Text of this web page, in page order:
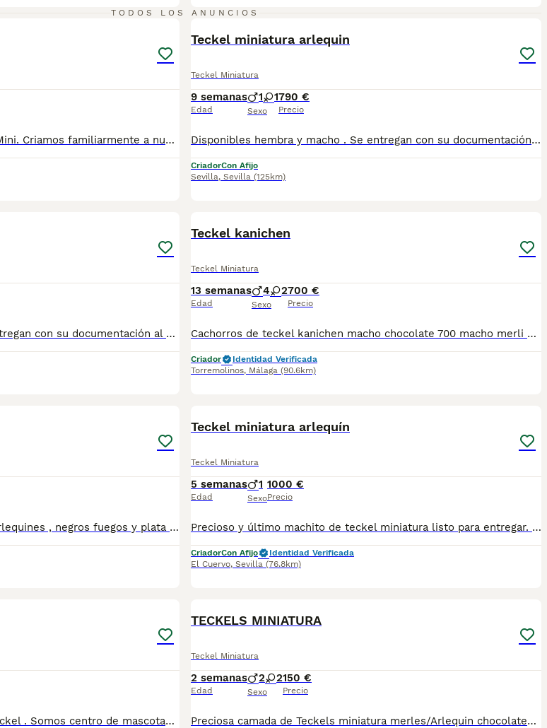
TODOS LOS ANUNCIOS
Preciosos cachorritos de Teckel Mini. Criamos familiarmente a nuestros cachorritos. Los entregamos con Revisión Veterinaria, Factura de compra, garantía vírica, formulario de reconocimiento de raza pura, junto con su cartilla de vacunación y desparasitacion al día de la entrega. Hacemos envíos a toda la península y Baleares. Transportamos y entregamos nosotros mismos a nuestros cachorros. Posibilidad de pago contrareembolso. Para más información no dude en contactar con nosotros. TLF: 649297709. Atiendo Wasap también. Gracias
Teckel miniatura arlequin
Teckel Miniatura
9 semanas
Edad
1 1
Sexo
790 €
Precio
Disponibles hembra y macho . Se entregan con su documentación al día . Posibilidad de envio a la peninsula .Más información llamadas o whatsapp al 673 011 600 Pvp desde 790
CriadorCon Afijo
Sevilla, Sevilla (125km)
Disponibles SOLO macho . Se entregan con su documentación al día . Posibilidad de envio a la peninsula .Más información llamadas o whatsapp al 673 011 600 Pvp 550
Teckel kanichen
Teckel Miniatura
13 semanas
Edad
4 2
Sexo
700 €
Precio
Cachorros de teckel kanichen macho chocolate 700 macho merli 900 macho negro 500 hembra negra 700 hembra chocolate 900
Criador
Identidad Verificada
Torremolinos, Málaga (90.6km)
MASCOTAS BRAVO 1986 teckel arlequines , negros fuegos y plata , chocolates , merle , .....etc El tamaño de todas las camadas que tenemos ahora es miniatura . Se entregan a los 2 meses de vida , con 3 desparasitaciones vacunados de parvovirus y moquillo . También antes de la entrega se le realizará una revisión completa. Se puede venir a visitar el criadero , ver a los padres y sus abuelos , podemos ensenar pedegree , afijo del criadero y documentación certificada de los padres libres de enfermedades y las líneas morfológicas alemanas . Nuestro números de ventas nos avalan . Tenemos varios machos campeones de Andalucía
Teckel miniatura arlequín
Teckel Miniatura
5 semanas
Edad
1
Sexo
1000 €
Precio
Precioso y último machito de teckel miniatura listo para entregar. Todos nuestros cachorros se cría en ambiente familiar y en las mejores condiciones de bienestar se, se entregan con. - cartilla veterinaria. - vacunas según edad. - desparasitado tanto interior como exterior. - certificado de salud. - garantías de seis meses genética. - contrato de compra y venta. - chip con pasaporte. - kit de bienvenida - y pienso inicial proplan. Para toda la información videos y fotos actuales no dudes en llamarnos al tlf 650628825
CriadorCon Afijo
Identidad Verificada
El Cuervo, Sevilla (76.8km)
Espectaculares cachorritos de Teckel . Somos centro de mascotas con años de experiencia. Diariamente cuidamos y mimamos a nuestros cachorros. Los entregamos con toda su documentación. Revisión Veterinaria, Factura de compra, garantía vírica, formulario de reconocimiento de raza pura, junto con su cartilla de vacunación y desparasitacion al día de la entrega. Hacemos envíos a toda la península y Baleares mediante servicio propio de transporte. Posibilidad de pago contrareembolso. Para más información no dude en contactar con nosotros. TLF: 649297709
TECKELS MINIATURA
Teckel Miniatura
2 semanas
Edad
2 2
Sexo
150 €
Precio
Preciosa camada de Teckels miniatura merles/Arlequin chocolates de pelo corto liso. 2 machos y dos hembras. Se entregan con sus vacunas y desparasitacion al mes y medio de vida. Padre Arlequín chocolate y madre chocolate ambos miniatura. Para más información 621325499 EL PRECIO ES EL DE RESERVA QUE SE DESCUENTA DEL PRECIO FINAL